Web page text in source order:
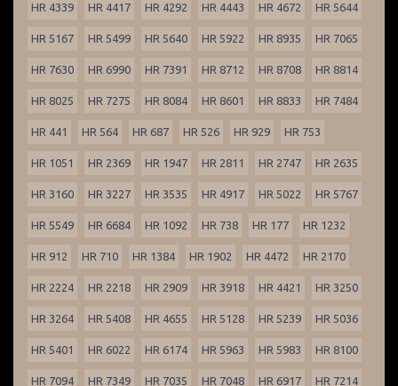
HR 4339 HR 4417 HR 4292 HR 4443 HR 4672 HR 5644
HR 5167 HR 5499 HR 5640 HR 5922 HR 8935 HR 7065
HR 7630 HR 6990 HR 7391 HR 8712 HR 8708 HR 8814
HR 8025 HR 7275 HR 8084 HR 8601 HR 8833 HR 7484
HR 441 HR 564 HR 687 HR 526 HR 929 HR 753
HR 1051 HR 2369 HR 1947 HR 2811 HR 2747 HR 2635
HR 3160 HR 3227 HR 3535 HR 4917 HR 5022 HR 5767
HR 5549 HR 6684 HR 1092 HR 738 HR 177 HR 1232
HR 912 HR 710 HR 1384 HR 1902 HR 4472 HR 2170
HR 2224 HR 2218 HR 2909 HR 3918 HR 4421 HR 3250
HR 3264 HR 5408 HR 4655 HR 5128 HR 5239 HR 5036
HR 5401 HR 6022 HR 6174 HR 5963 HR 5983 HR 8100
HR 7094 HR 7349 HR 7035 HR 7048 HR 6917 HR 7214